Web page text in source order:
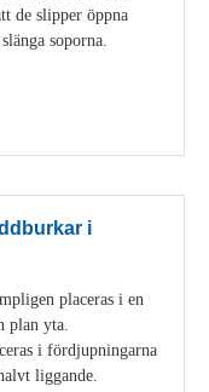
de slipper öppna
soporna.
i
placeras i en
plan yta.
i fördjupningarna
liggande.